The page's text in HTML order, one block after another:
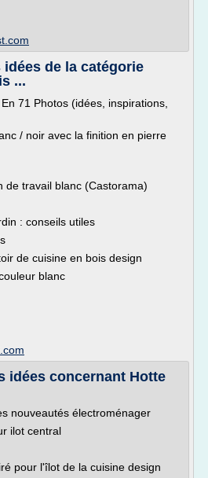
idées de la catégorie
...
71 Photos (idées, inspirations,
/ noir avec la finition en pierre
de travail blanc (Castorama)
: conseils utiles
de cuisine en bois design
blanc
idées concernant Hotte
nouveautés électroménager
ilot central
pour l'îlot de la cuisine design